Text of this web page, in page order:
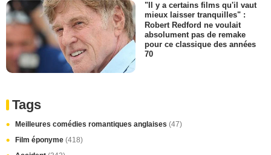
"Il y a certains films qu'il vaut
mieux laisser tranquilles" :
Robert Redford ne voulait
absolument pas de remake
pour ce classique des années
70
Tags
Meilleures comédies romantiques anglaises (47)
Film éponyme (418)